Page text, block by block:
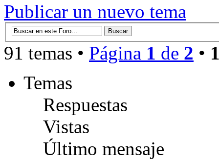
Publicar un nuevo tema
91 temas • Página 1 de 2 •
Temas
Respuestas
Vistas
Último mensaje